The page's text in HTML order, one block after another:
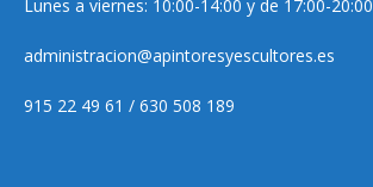
Lunes a viernes: 10:00-14:00 y de 17:00-20:00
administracion@apintoresyescultores.es
915 22 49 61 / 630 508 189